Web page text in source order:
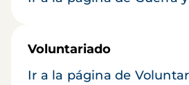
Voluntariado
Ir a la página de